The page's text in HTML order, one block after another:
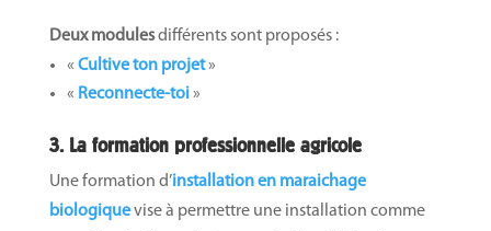
Deux modulesdifférents sont proposés :
« Cultive ton projet »
« Reconnecte-toi »
3. La formation professionnelle agricole
Une formation d’installation en maraichage
biologiquevise à permettre une installation comme